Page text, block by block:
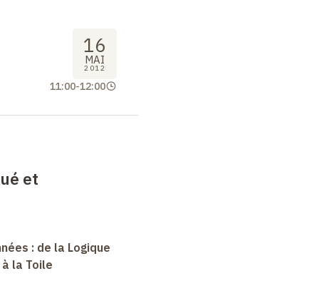
16
MAI
2012
11:00-12:00
et
: de la Logique
la Toile